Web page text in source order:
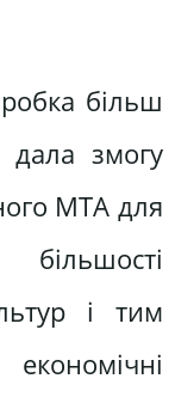
більш
дала змогу
МТА для
і тим